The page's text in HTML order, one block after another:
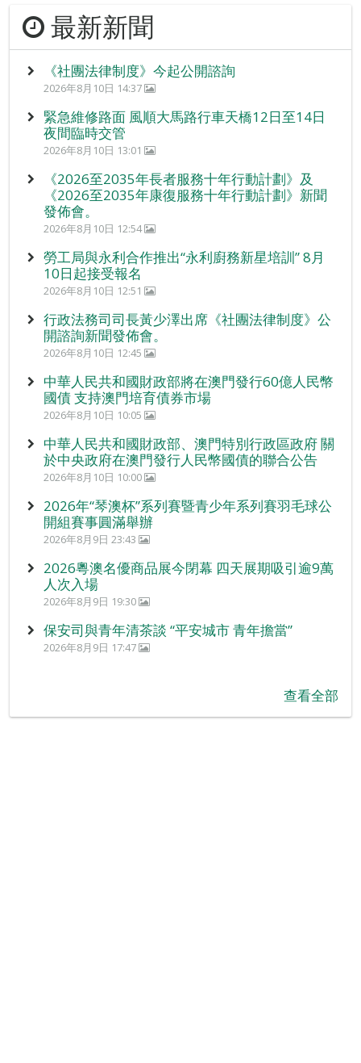
最新新聞
《社團法律制度》今起公開諮詢
2026年8月10日 14:37
緊急維修路面 風順大馬路行車天橋12日至14日
夜間臨時交管
2026年8月10日 13:01
《2026至2035年長者服務十年行動計劃》及
《2026至2035年康復服務十年行動計劃》新聞
發佈會。
2026年8月10日 12:54
勞工局與永利合作推出“永利廚務新星培訓” 8月
10日起接受報名
2026年8月10日 12:51
行政法務司司長黃少澤出席《社團法律制度》公
開諮詢新聞發佈會。
2026年8月10日 12:45
中華人民共和國財政部將在澳門發行60億人民幣
國債 支持澳門培育債券市場
2026年8月10日 10:05
中華人民共和國財政部、澳門特別行政區政府 關
於中央政府在澳門發行人民幣國債的聯合公告
2026年8月10日 10:00
2026年“琴澳杯”系列賽暨青少年系列賽羽毛球公
開組賽事圓滿舉辦
2026年8月9日 23:43
2026粵澳名優商品展今閉幕 四天展期吸引逾9萬
人次入場
2026年8月9日 19:30
保安司與青年清茶談 “平安城市 青年擔當”
2026年8月9日 17:47
查看全部